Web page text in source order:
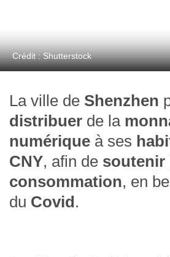
Crédit : Shutterstock
La ville de Shenzhen
distribuer de la
numérique à ses
CNY, afin de soutenir
consommation, en
du Covid .